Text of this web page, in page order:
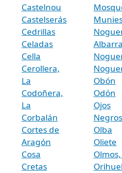
Castelnou
Castelserás
Cedrillas
Celadas
Cella
Cerollera,
La
Codoñera,
La
Corbalán
Cortes de
Aragón
Cosa
Cretas
Obón
Odón
Ojos
Negros
Olba
Oliete